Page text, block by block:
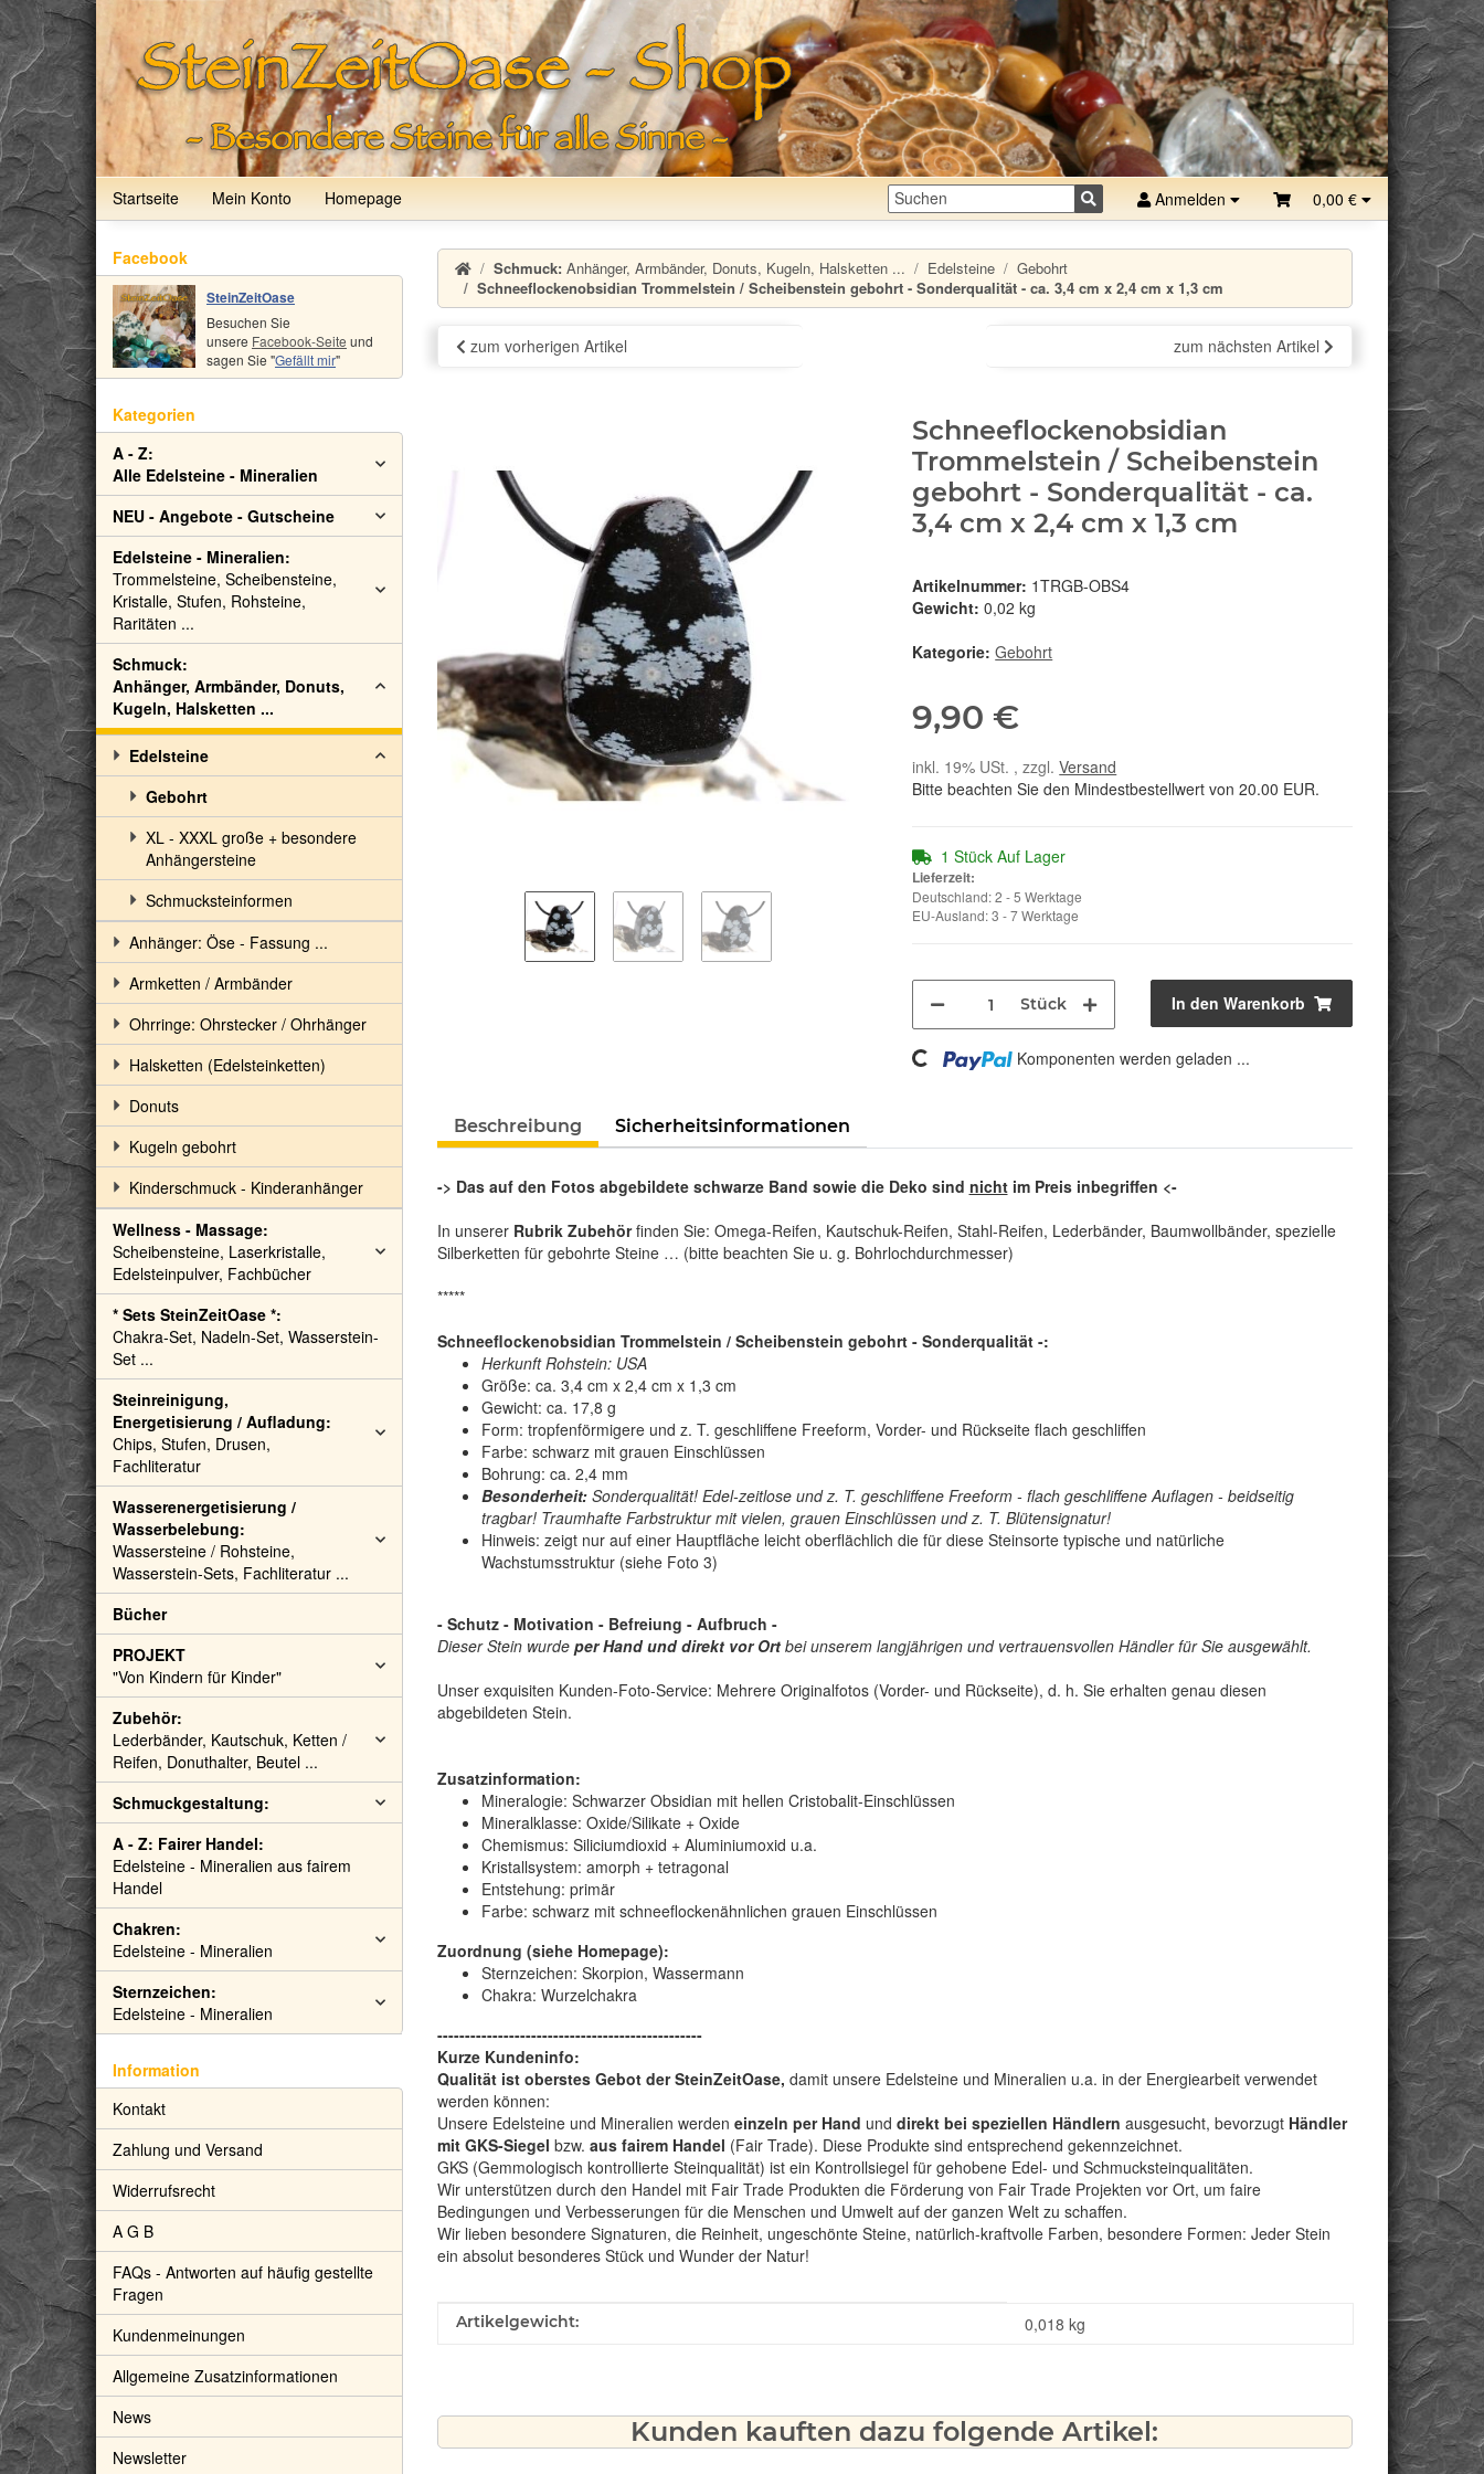
Startseite Mein Konto Homepage Anmelden 0,00 €
Schmuck: Anhänger, Armbänder, Donuts, Kugeln, Halsketten ... Edelsteine
Gebohrt
Schneeflockenobsidian Trommelstein / Scheibenstein gebohrt - Sonderqualität - ca. 3,4 cm x 2,4 cm x 1,3 cm
zum vorherigen Artikel zum nächsten Artikel
Schneeflockenobsidian
Trommelstein / Scheibenstein
gebohrt - Sonderqualität - ca.
3,4 cm x 2,4 cm x 1,3 cm
Artikelnummer: 1TRGB-OBS4
Gewicht: 0,02 kg
Kategorie:Gebohrt
9,90 €
inkl. 19% USt. , zzgl.Versand
Bitte beachten Sie den Mindestbestellwert von 20.00 EUR.
1 Stück Auf Lager
Lieferzeit:
Deutschland: 2 - 5 Werktage
EU-Ausland: 3 - 7 Werktage
Stück In den Warenkorb
Loading... Komponenten werden geladen ...
Beschreibung Sicherheitsinformationen
-> Das auf den Fotos abgebildete schwarze Band sowie die Deko sind nichtim Preis inbegriffen <-
In unserer Rubrik Zubehörfinden Sie: Omega-Reifen, Kautschuk-Reifen, Stahl-Reifen, Lederbänder, Baumwollbänder, spezielle
Silberketten für gebohrte Steine … (bitte beachten Sie u. g. Bohrlochdurchmesser)
*****
Schneeflockenobsidian Trommelstein / Scheibenstein gebohrt - Sonderqualität -:
Herkunft Rohstein: USA
Größe: ca. 3,4 cm x 2,4 cm x 1,3 cm
Gewicht: ca. 17,8 g
Form: tropfenförmigere und z. T. geschliffene Freeform, Vorder- und Rückseite flach geschliffen
Farbe: schwarz mit grauen Einschlüssen
Bohrung: ca. 2,4 mm
Besonderheit:Sonderqualität! Edel-zeitlose und z. T. geschliffene Freeform - flach geschliffene Auflagen - beidseitig
tragbar! Traumhafte Farbstruktur mit vielen, grauen Einschlüssen und z. T. Blütensignatur!
Hinweis: zeigt nur auf einer Hauptfläche leicht oberflächlich die für diese Steinsorte typische und natürliche
Wachstumsstruktur (siehe Foto 3)
- Schutz - Motivation - Befreiung - Aufbruch -
Dieser Stein wurde per Hand und direkt vor Ortbei unserem langjährigen und vertrauensvollen Händler für Sie ausgewählt.
Unser exquisiten Kunden-Foto-Service: Mehrere Originalfotos (Vorder- und Rückseite), d. h. Sie erhalten genau diesen
abgebildeten Stein.
Zusatzinformation:
Mineralogie: Schwarzer Obsidian mit hellen Cristobalit-Einschlüssen
Mineralklasse: Oxide/Silikate + Oxide
Chemismus: Siliciumdioxid + Aluminiumoxid u.a.
Kristallsystem: amorph + tetragonal
Entstehung: primär
Farbe: schwarz mit schneeflockenähnlichen grauen Einschlüssen
Zuordnung (siehe Homepage):
Sternzeichen: Skorpion, Wassermann
Chakra: Wurzelchakra
------------------------------------------------
Kurze Kundeninfo:
Qualität ist oberstes Gebot der SteinZeitOase, damit unsere Edelsteine und Mineralien u.a. in der Energiearbeit verwendet
werden können:
Unsere Edelsteine und Mineralien werden einzeln per Hand und direkt bei speziellen Händlern ausgesucht, bevorzugt Händler
mit GKS-Siegel bzw. aus fairem Handel (Fair Trade). Diese Produkte sind entsprechend gekennzeichnet.
GKS (Gemmologisch kontrollierte Steinqualität) ist ein Kontrollsiegel für gehobene Edel- und Schmucksteinqualitäten.
Wir unterstützen durch den Handel mit Fair Trade Produkten die Förderung von Fair Trade Projekten vor Ort, um faire
Bedingungen und Verbesserungen für die Menschen und Umwelt auf der ganzen Welt zu schaffen.
Wir lieben besondere Signaturen, die Reinheit, ungeschönte Steine, natürlich-kraftvolle Farben, besondere Formen: Jeder Stein
ein absolut besonderes Stück und Wunder der Natur!
Produkteigenschaft
Wert
Artikelgewicht: 0,018 kg
Kunden kauften dazu folgende Artikel:
Facebook
SteinZeitOase
Besuchen Sie
unsere Facebook-Seite und
sagen Sie "Gefällt mir"
Kategorien
A - Z:
Alle Edelsteine - Mineralien
NEU - Angebote - Gutscheine
Edelsteine - Mineralien:
Trommelsteine, Scheibensteine,
Kristalle, Stufen, Rohsteine,
Raritäten ...
Schmuck:
Anhänger, Armbänder, Donuts,
Kugeln, Halsketten ...
Edelsteine
Gebohrt
XL - XXXL große + besondere
Anhängersteine
Schmucksteinformen
Anhänger: Öse - Fassung ...
Armketten / Armbänder
Ohrringe: Ohrstecker / Ohrhänger
Halsketten (Edelsteinketten)
Donuts
Kugeln gebohrt
Kinderschmuck - Kinderanhänger
Wellness - Massage:
Scheibensteine, Laserkristalle,
Edelsteinpulver, Fachbücher
* Sets SteinZeitOase *:
Chakra-Set, Nadeln-Set, Wasserstein-
Set ...
Steinreinigung,
Energetisierung / Aufladung:
Chips, Stufen, Drusen,
Fachliteratur
Wasserenergetisierung /
Wasserbelebung:
Wassersteine / Rohsteine,
Wasserstein-Sets, Fachliteratur ...
Bücher
PROJEKT
"Von Kindern für Kinder"
Zubehör:
Lederbänder, Kautschuk, Ketten /
Reifen, Donuthalter, Beutel ...
Schmuckgestaltung:
A - Z: Fairer Handel:
Edelsteine - Mineralien aus fairem
Handel
Chakren:
Edelsteine - Mineralien
Sternzeichen:
Edelsteine - Mineralien
Information
Kontakt
Zahlung und Versand
Widerrufsrecht
A G B
FAQs - Antworten auf häufig gestellte
Fragen
Kundenmeinungen
Allgemeine Zusatzinformationen
News
Newsletter